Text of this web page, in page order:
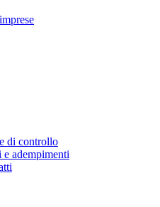
di controllo
adempimenti